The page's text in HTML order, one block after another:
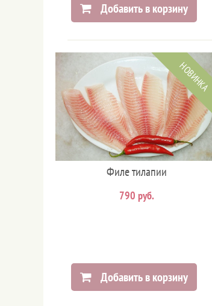
Добавить в корзину
НОВИНКА
Филе тилапии
790 руб.
Добавить в корзину